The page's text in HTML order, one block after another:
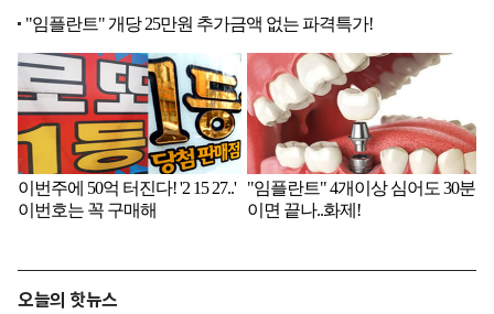
오늘의 핫뉴스